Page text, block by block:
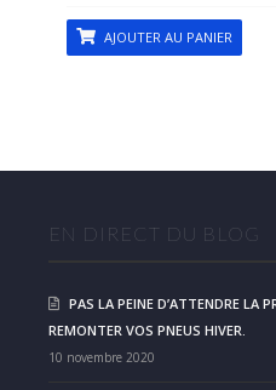
AJOUTER AU PANIER
EN DIRECT DU BLOG
PAS LA PEINE D’ATTENDRE LA
REMONTER VOS PNEUS HIVER.
10 novembre 2020